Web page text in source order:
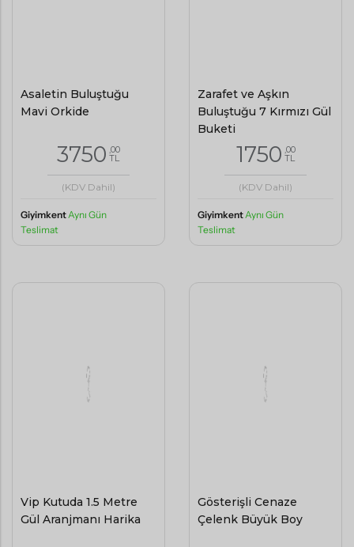
Asaletin Buluştuğu
Mavi Orkide
3750 ,00
TL
(KDV Dahil)
GiyimkentAynı Gün
Teslimat
Zarafet ve Aşkın
Buluştuğu 7 Kırmızı Gül
Buketi
1750 ,00
TL
(KDV Dahil)
GiyimkentAynı Gün
Teslimat
Vip Kutuda 1.5 Metre
Gül Aranjmanı Harika
Gösterişli Cenaze
Çelenk Büyük Boy